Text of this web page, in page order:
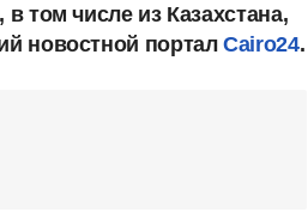
в том числе из Казахстана,
новостной порталCairo24.